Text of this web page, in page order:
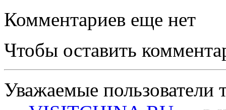
Комментариев еще нет
Чтобы оставить
Уважаемые пользователи